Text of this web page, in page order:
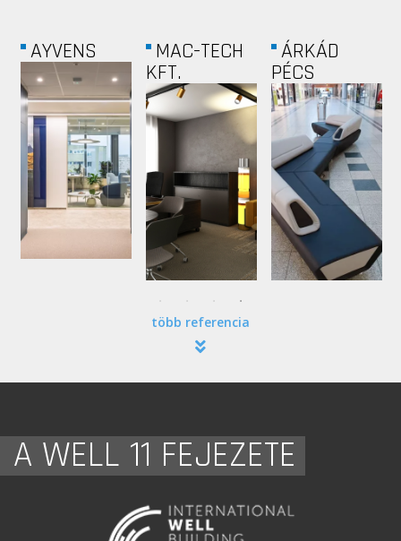
MICROSOFT LILIGO
CEU ÜZLETI
KAR...
több referencia
A WELL 11 FEJEZETE